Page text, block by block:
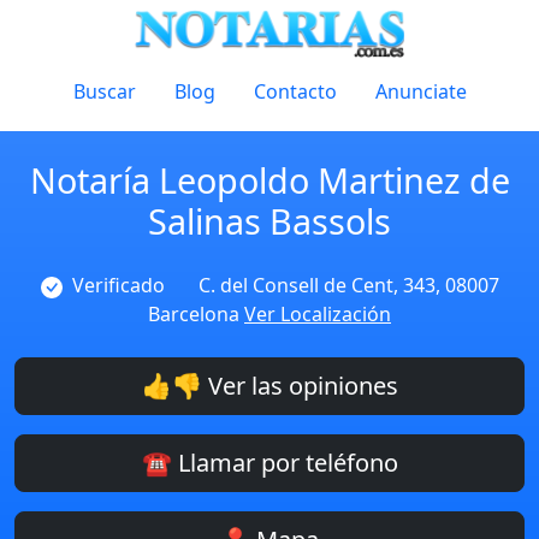
Buscar Blog Contacto Anunciate
Notaría Leopoldo Martinez de
Salinas Bassols
Verificado
C. del Consell de Cent, 343, 08007
Barcelona Ver Localización
👍👎 Ver las opiniones
☎️ Llamar por teléfono